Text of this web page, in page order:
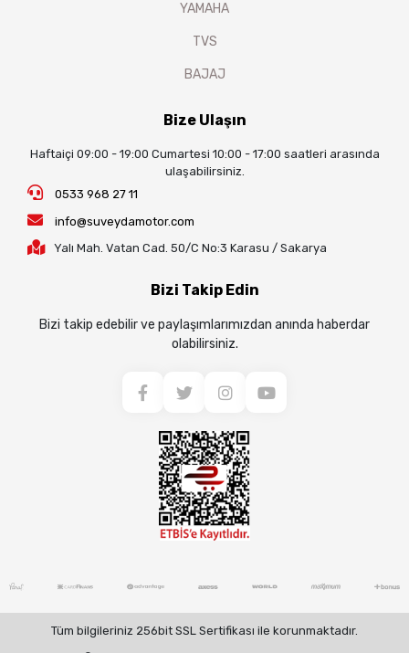
YAMAHA
TVS
BAJAJ
Bize Ulaşın
Haftaiçi 09:00 - 19:00 Cumartesi 10:00 - 17:00 saatleri arasında
ulaşabilirsiniz.
0533 968 27 11
info@suveydamotor.com
Yalı Mah. Vatan Cad. 50/C No:3 Karasu / Sakarya
Bizi Takip Edin
Bizi takip edebilir ve paylaşımlarımızdan anında haberdar
olabilirsiniz.
Tüm bilgileriniz 256bit SSL Sertifikası ile korunmaktadır.